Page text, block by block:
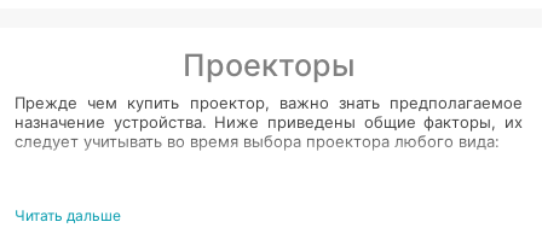
Проекторы
Прежде чем купить проектор, важно знать предполагаемое
назначение устройства. Ниже приведены общие факторы, их
следует учитывать во время выбора проектора любого вида:
Это поможет пользователю сузить круг всех значимых
Читать дальше